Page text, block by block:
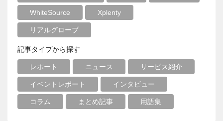
WhiteSource Xplenty
リアルグローブ
記事タイプから探す
レポート ニュース サービス紹介
イベントレポート インタビュー
コラム まとめ記事 用語集